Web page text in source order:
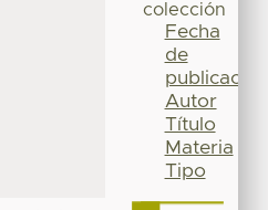
colección
Fecha
de
publicación
Autor
Título
Materia
Tipo